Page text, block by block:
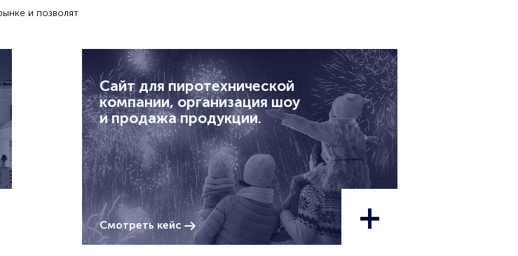
и позволят
Сайт для пиротехнической
компании, организация шоу
и продажа продукции.
Смотреть кейс +